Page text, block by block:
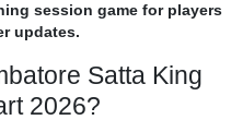
session game for players
updates.
Satta King
2026?